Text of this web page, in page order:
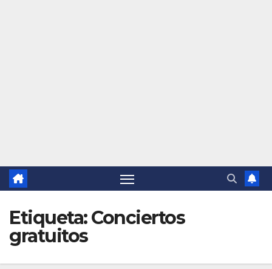
Etiqueta:Conciertos
gratuitos